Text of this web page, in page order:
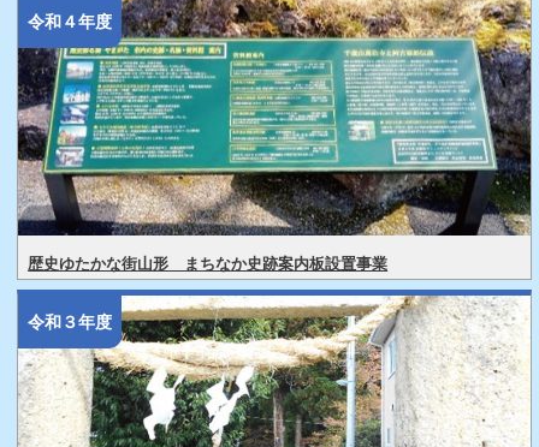
令和４年度
歴史ゆたかな街山形 まちなか史跡案内板設置事業
令和３年度